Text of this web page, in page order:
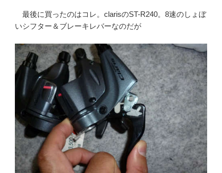
最後に買ったのはコレ。clarisのST-R240。8速のしょぼ
いシフター＆ブレーキレバーなのだが